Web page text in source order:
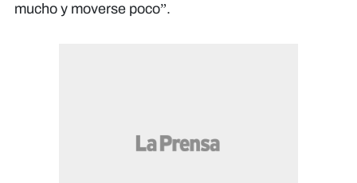
mucho y moverse poco”.